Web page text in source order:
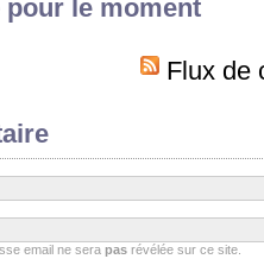
le moment
Flux de
email ne serapas révélée sur ce site.